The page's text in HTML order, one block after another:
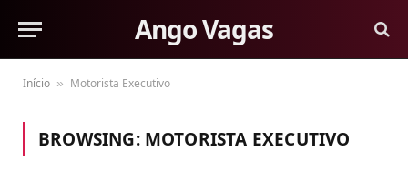
Ango Vagas
Início » Motorista Executivo
BROWSING: MOTORISTA EXECUTIVO